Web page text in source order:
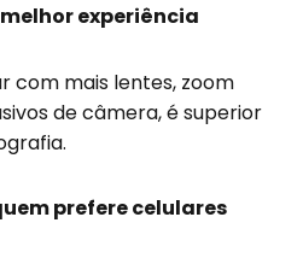
experiência
com mais lentes, zoom
de câmera, é superior
prefere celulares